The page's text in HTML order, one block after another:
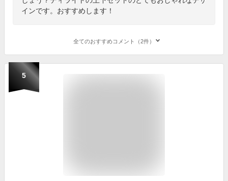
インです。おすすめします！
全てのおすすめコメント（2件）
5